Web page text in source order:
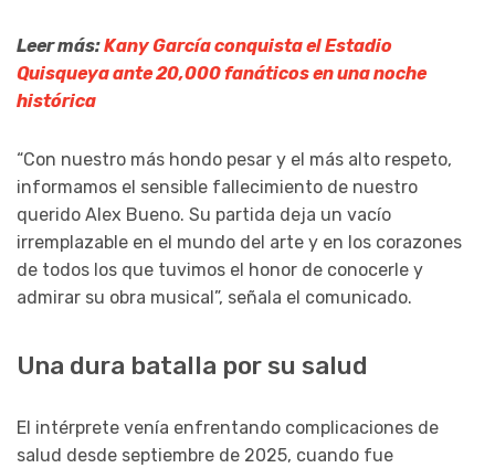
Leer más:Kany García conquista el Estadio
Quisqueya ante 20,000 fanáticos en una noche
histórica
“Con nuestro más hondo pesar y el más alto respeto,
informamos el sensible fallecimiento de nuestro
querido Alex Bueno. Su partida deja un vacío
irremplazable en el mundo del arte y en los corazones
de todos los que tuvimos el honor de conocerle y
admirar su obra musical”, señala el comunicado.
Una dura batalla por su salud
El intérprete venía enfrentando complicaciones de
salud desde septiembre de 2025, cuando fue